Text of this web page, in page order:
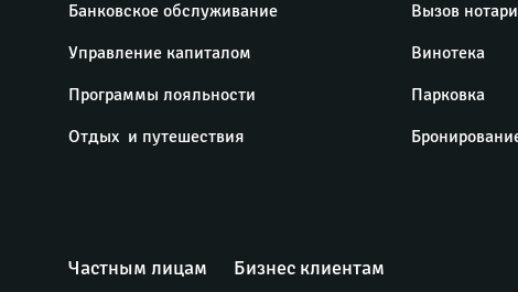
Банковское обслуживание
Управление капиталом
Программы лояльности
Отдых  и путешествия
Вызов
Винотека
Парковка
Частным лицам Бизнес клиентам